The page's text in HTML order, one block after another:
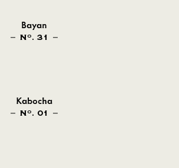
Bayan
NO . 31
Kabocha
NO . 01